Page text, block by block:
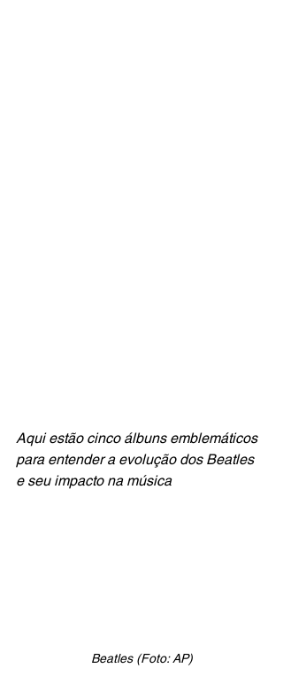
Aqui estão cinco álbuns emblemáticos
para entender a evolução dos Beatles
e seu impacto na música
Beatles (Foto: AP)